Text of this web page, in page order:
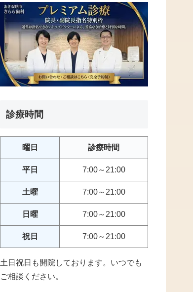
診療時間
曜日 診療時間
平日 7:00～21:00
土曜 7:00～21:00
日曜 7:00～21:00
祝日 7:00～21:00
土日祝日も開院しております。いつでも
ご相談ください。